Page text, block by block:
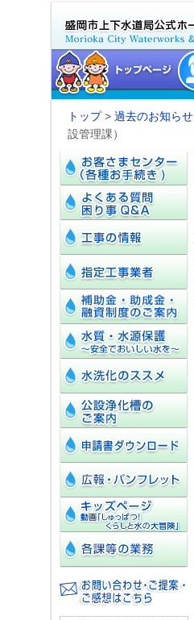
トップ>過去のお知らせ
設管理課）